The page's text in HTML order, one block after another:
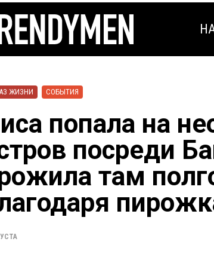
ЖИЗНИ СОБЫТИЯ
попала на
посреди
там